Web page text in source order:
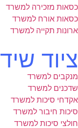
כסאות מזכירה למשרד
כסאות אורח למשרד
ארונות תקייה למשרד
ציוד
מנקבים למשרד
שדכנים למשרד
אקדחי סיכות למשרד
סיכות חיבור למשרד
חולצי סיכות למשרד